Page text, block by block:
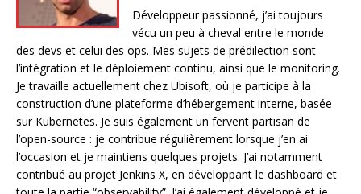
Développeur passionné, j’ai toujours
vécu un peu à cheval entre le monde
des devs et celui des ops. Mes sujets de prédilection sont
l’intégration et le déploiement continu, ainsi que le monitoring.
Je travaille actuellement chez Ubisoft, où je participe à la
construction d’une plateforme d’hébergement interne, basée
sur Kubernetes. Je suis également un fervent partisan de
l’open-source : je contribue régulièrement lorsque j’en ai
l’occasion et je maintiens quelques projets. J’ai notamment
contribué au projet Jenkins X, en développant le dashboard et